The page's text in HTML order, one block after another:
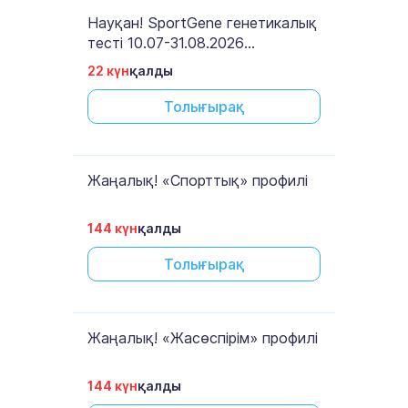
Науқан! SportGene генетикалық
тесті 10.07-31.08.2026
аралығында
22 күнқалды
Толығырақ
Жаңалық! «Спорттық» профилі
144 күнқалды
Толығырақ
Жаңалық! «Жасөспірім» профилі
144 күнқалды